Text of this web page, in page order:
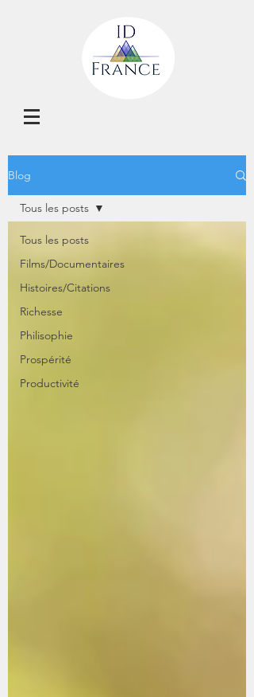
Blog
Tous les posts
Films/Documentaires
Histoires/Citations
Richesse
Philisophie
Prospérité
Productivité
Tous les posts